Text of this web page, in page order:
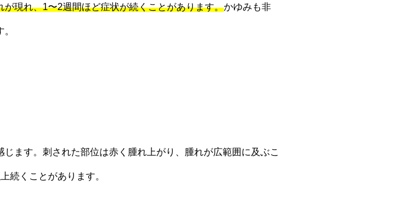
が現れ、1〜2週間ほど症状が続くことがあります。かゆみも非
ます。刺された部位は赤く腫れ上がり、腫れが広範囲に及ぶこ
続くことがあります。